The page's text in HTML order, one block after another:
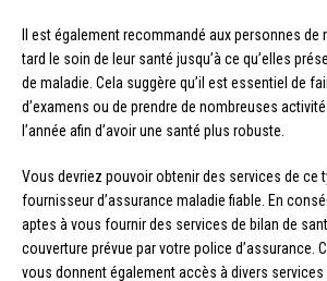
Il est également recommandé aux personnes de
tard le soin de leur santé jusqu’à ce qu’elles
de maladie. Cela suggère qu’il est essentiel de
d’examens ou de prendre de nombreuses
l’année afin d’avoir une santé plus robuste.
Vous devriez pouvoir obtenir des services de ce
fournisseur d’assurance maladie fiable. En
aptes à vous fournir des services de bilan de
couverture prévue par votre police d’assurance.
vous donnent également accès à divers